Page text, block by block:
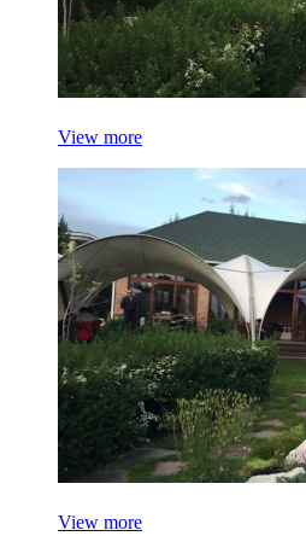
View more
View more